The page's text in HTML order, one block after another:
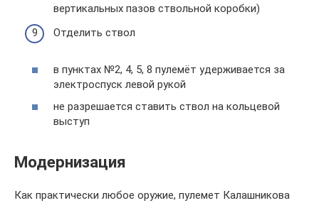
вертикальных пазов ствольной коробки)
Отделить ствол
в пунктах №2, 4, 5, 8 пулемёт удерживается за
электроспуск левой рукой
не разрешается ставить ствол на кольцевой
выступ
Модернизация
Как практически любое оружие, пулемет Калашникова